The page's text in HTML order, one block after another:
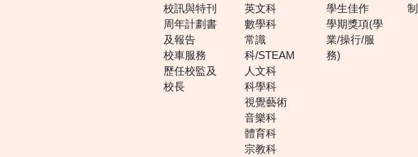
校訊與特刊
周年計劃書
及報告
校車服務
歷任校監及
校長
英文科
數學科
常識
科/STEAM
人文科
科學科
視覺藝術
音樂科
體育科
宗教科
學生佳作
學期獎項(學
業/操行/服
務)